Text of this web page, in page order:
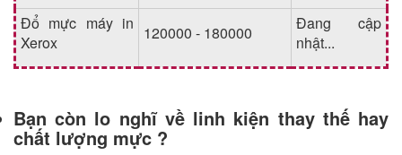
Đổ mực máy in
Xerox
120000 - 180000
Đang cập
nhật...
Bạn còn lo nghĩ về linh kiện thay thế hay
chất lượng mực ?